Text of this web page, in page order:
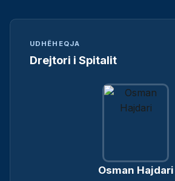
UDHËHEQJA
Drejtori i Spitalit
Osman Hajdari